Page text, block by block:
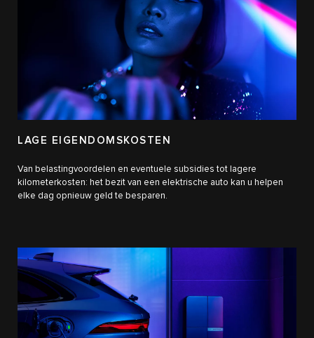
LAGE EIGENDOMSKOSTEN
Van belastingvoordelen en eventuele subsidies tot lagere
kilometerkosten: het bezit van een elektrische auto kan u helpen
elke dag opnieuw geld te besparen.